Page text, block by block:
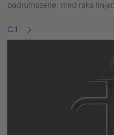
badrumsserier med raka linjer.
C.1